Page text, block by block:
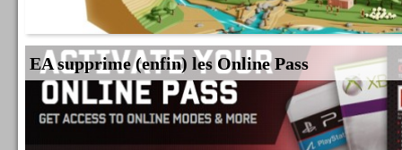
EA supprime (enfin) les Online Pass